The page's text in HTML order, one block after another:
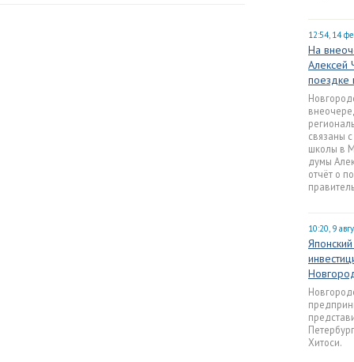
12:54, 14
На
Алексей
поездке
связаны
школы в
думы
отчёт о
10:20, 9
Хитоси.